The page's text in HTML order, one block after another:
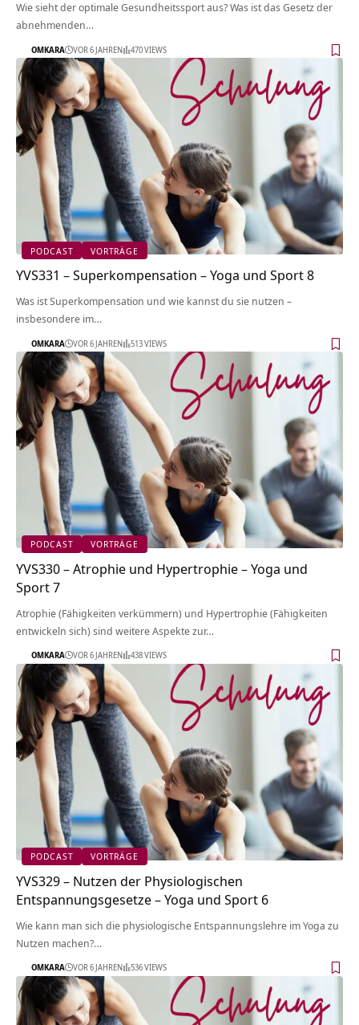
Wie sieht der optimale Gesundheitssport aus? Was ist das Gesetz der
abnehmenden…
OMKARA VOR 6 JAHREN 470 VIEWS
PODCAST VORTRÄGE
YVS331 – Superkompensation – Yoga und Sport 8
Was ist Superkompensation und wie kannst du sie nutzen –
insbesondere im…
OMKARA VOR 6 JAHREN 513 VIEWS
PODCAST VORTRÄGE
YVS330 – Atrophie und Hypertrophie – Yoga und
Sport 7
Atrophie (Fähigkeiten verkümmern) und Hypertrophie (Fähigkeiten
entwickeln sich) sind weitere Aspekte zur…
OMKARA VOR 6 JAHREN 438 VIEWS
PODCAST VORTRÄGE
YVS329 – Nutzen der Physiologischen
Entspannungsgesetze – Yoga und Sport 6
Wie kann man sich die physiologische Entspannungslehre im Yoga zu
Nutzen machen?…
OMKARA VOR 6 JAHREN 536 VIEWS